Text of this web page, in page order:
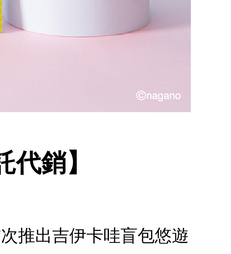
銷】
推出吉伊卡哇盲包悠遊